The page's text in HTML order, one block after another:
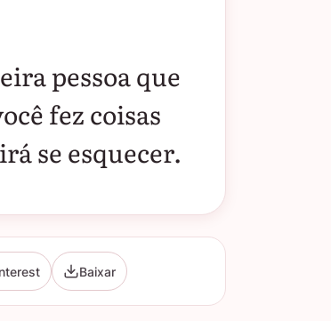
pessoa que
fez coisas
se esquecer.
Baixar